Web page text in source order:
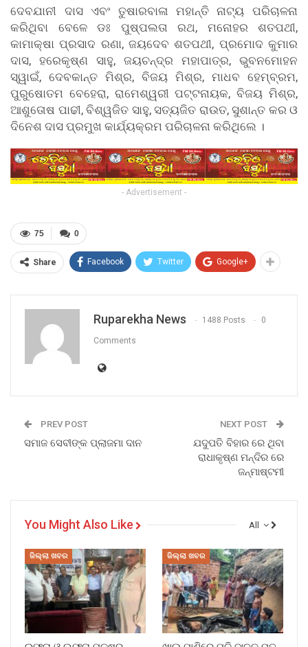
ଦେବଯାନୀ ଦାସ ଏବଂ ତୁଷାରବାଳା ମହାନ୍ତି ନାଟ୍ୟ ପରିଚାଳନା
କରିଥିବା ବେଳେ ଡଃ ପୁଷ୍ପଲତା ରଥ, ମନୋହର ଶତପଥୀ,
କାମାକ୍ଷା ପ୍ରସାଦ ରଣା, ଜୟଦେବ ଶତପଥୀ, ପ୍ରମୋଦ କୁମାର
ଦାସ, ହରେକୃଷ୍ଣ ସାହୁ, ଜୟଚନ୍ଦ୍ର ମହାପାତ୍ର, ଭୁବନମୋହନ
ସ୍ୱାଇଁ, ଦେବକାନ୍ତ ମିଶ୍ର, ବିଜୟ ମିଶ୍ର, ମାଧବ ହେମ୍ବ୍ରମ,
ପୁରୁଷୋତମ ବେହେରା, ରାମେଶ୍ୱରୀ ପଟ୍ଟନାୟକ, ବିଜୟ ମିଶ୍ର,
ଆଶୁତୋଷ ପାଢୀ, ବିଶ୍ୱଜିତ ସାହୁ, ସତ୍ୟଜିତ ରାଉତ, ସୁଶାନ୍ତ କର ଓ
ଦିନେଶ ଦାସ ପ୍ରମୁଖ କାର୍ଯ୍ୟକ୍ରମ ପରିଚାଳନା କରିଥିଲେ ।
- Advertisement -
0
75
Share Facebook Twitter Google+
Ruparekha News 1488 Posts 0
Comments
PREV POST
ସମାଜ ସେବୀଙ୍କ ପ୍ଲାଜମା ଦାନ
NEXT POST
ଯଦୁପତି ବିହାର ରେ ଥିବା
ରାଧାକୃଷ୍ଣ ମନ୍ଦିର ରେ
ଜନ୍ମାଷ୍ଟମୀ
All
You Might Also Like
ଜିଲ୍ଲା ଖବର ଜିଲ୍ଲା ଖବର